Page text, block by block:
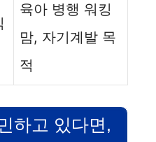
육아 병행 워킹
맘, 자기계발 목
적
하고 있다면,